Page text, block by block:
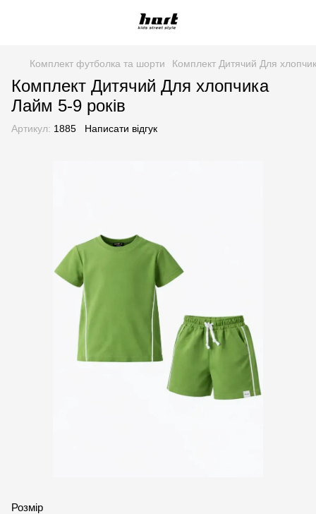
Комплект футболка та шорти Комплект Дитячий Для
Комплект Дитячий Для хлопчика
Лайм 5-9 років
Артикул: 1885 Написати відгук
Розмір